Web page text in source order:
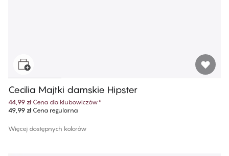
Cecilia Majtki damskie Hipster
44,99 zł Cena dla klubowiczów*
49,99 złCena regularna
Więcej dostępnych kolorów